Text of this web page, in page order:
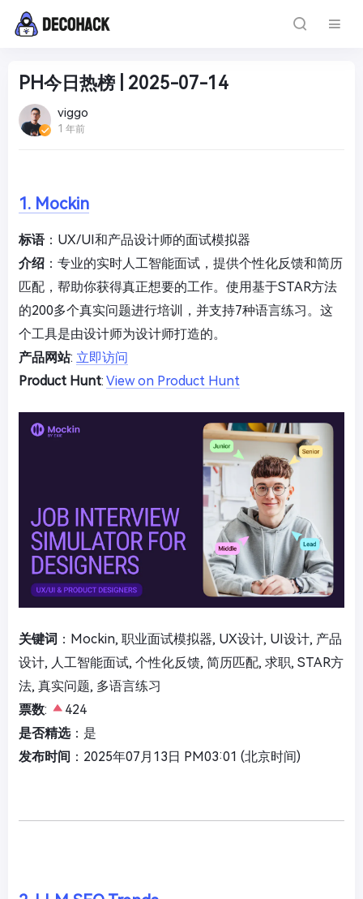
PH今日热榜 | 2025-07-14
viggo
1 年前
1. Mockin
标语：UX/UI和产品设计师的面试模拟器
介绍 ：专业的实时人工智能面试，提供个性化反馈和简历
匹配，帮助你获得真正想要的工作。使用基于STAR方法
的200多个真实问题进行培训，并支持7种语言练习。这
个工具是由设计师为设计师打造的。
产品网站: 立即访问
Product Hunt: View on Product Hunt
关键词 ：Mockin, 职业面试模拟器, UX设计, UI设计, 产品
设计, 人工智能面试, 个性化反馈, 简历匹配, 求职, STAR方
法, 真实问题, 多语言练习
票数:
424
是否精选：是
发布时间 ：2025年07月13日 PM03:01 (北京时间)